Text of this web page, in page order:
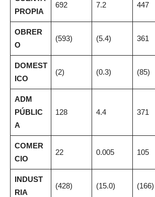
PROPIA
692 7.2 447
OBRER
O
(593) (5.4) 361
DOMEST
ICO
(2) (0.3) (85)
ADM
PÚBLIC
A
128 4.4 371
COMER
CIO
22 0.005 105
INDUST
RIA
(428) (15.0) (166)